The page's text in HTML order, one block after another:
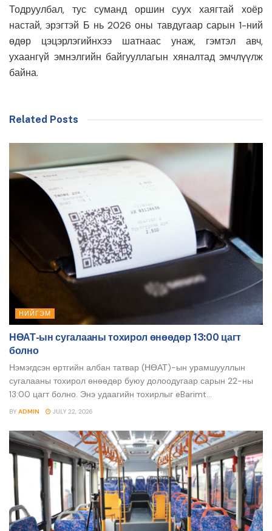
Тодруулбал, тус суманд оршин суух хаягтай хоёр
настай, эрэгтэй Б нь 2026 оны тавдугаар сарын 1-ний
өдөр цэцэрлэгийнхээ шатнаас унаж, гэмтэл авч,
ухаангүй эмнэлгийн байгууллагын хяналтад эмчлүүлж
байна.
Related Posts
НИЙГЭМ
НӨАТ-ын сугалааны тохирол өнөөдөр 13:00 цагт
болно
Нэмэгдсэн өртгийн албан татвар (НӨАТ)-ын урамшууллын
сугалааны тохирол өнөөдөр буюу долоодугаар сарын 22-ны
13:00 цагт болно. Энэ удаагийн тохирлыг eBarimt...
BY ADMIN JULY 22, 2026